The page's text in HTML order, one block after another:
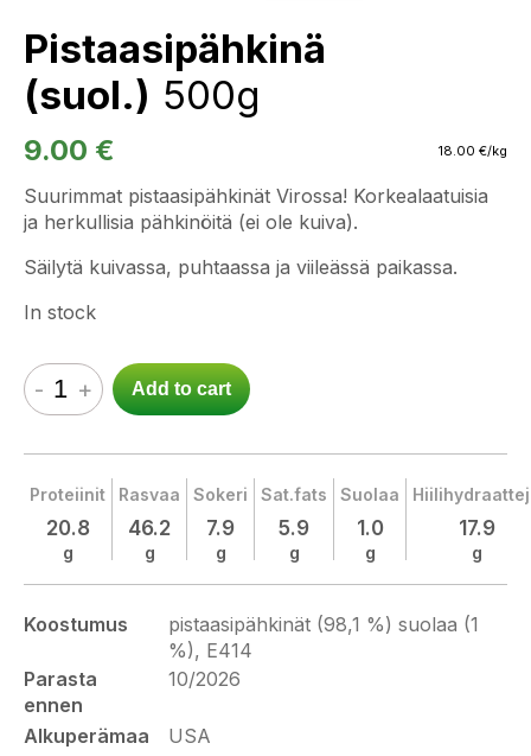
Pistaasipähkinä
(suol.) 500g
9.00 € 18.00 €/kg
Suurimmat pistaasipähkinät Virossa! Korkealaatuisia
ja herkullisia pähkinöitä (ei ole kuiva).
Säilytä kuivassa, puhtaassa ja viileässä paikassa.
In stock
- + Add to cart
Proteiinit
20.8
g
Rasvaa
46.2
g
Sokeri
7.9
g
Sat.fats
5.9
g
Suolaa
1.0
g
17.9
g
Koostumus
pistaasipähkinät (98,1 %) suolaa (1
%), E414
Parasta
ennen
10/2026
Alkuperämaa USA